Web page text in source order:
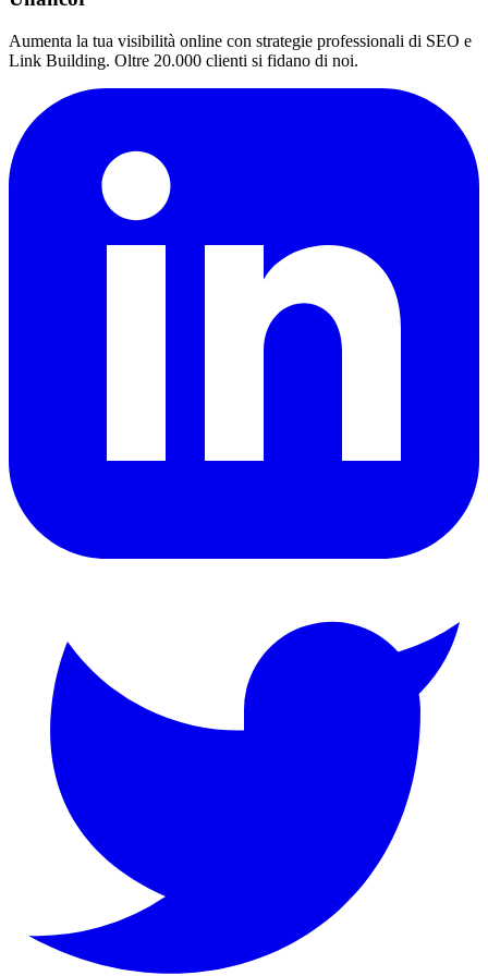
Aumenta la tua visibilità online con strategie professionali di SEO e
Link Building. Oltre 20.000 clienti si fidano di noi.